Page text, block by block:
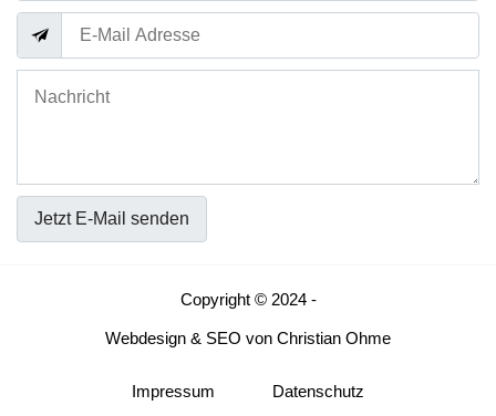
Jetzt E-Mail senden
Copyright © 2024 -
Webdesign & SEO von Christian Ohme
Impressum Datenschutz